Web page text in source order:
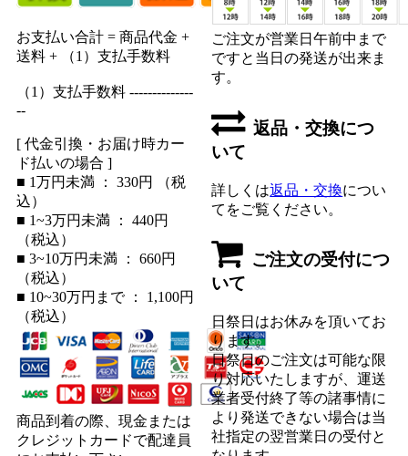
お支払い合計 = 商品代金 +
送料 + （1）支払手数料
（1）支払手数料 --------------
--
[ 代金引換・お届け時カー
ド払いの場合 ]
■ 1万円未満 ： 330円 （税
込）
■ 1~3万円未満 ： 440円
（税込）
■ 3~10万円未満 ： 660円
（税込）
■ 10~30万円まで ： 1,100円
（税込）
商品到着の際、現金または
クレジットカードで配達員
ご注文が営業日午前中まで
ですと当日の発送が出来ま
す。
返品・交換につ
いて
詳しくは返品・交換につい
てをご覧ください。
ご注文の受付につ
いて
日祭日はお休みを頂いてお
ります。
日祭日のご注文は可能な限
り対応いたしますが、運送
業者受付終了等の諸事情に
より発送できない場合は当
社指定の翌営業日の受付と